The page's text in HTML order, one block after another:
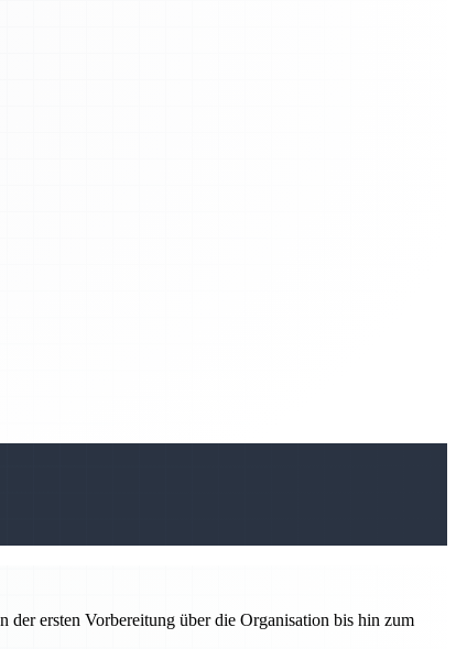
ersten Vorbereitung über die Organisation bis hin zum